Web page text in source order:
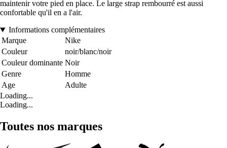
maintenir votre pied en place. Le large strap rembourré est aussi
confortable qu'il en a l'air.
Informations complémentaires
Marque
Nike
Couleur
noir/blanc/noir
Couleur dominante Noir
Genre
Homme
Age
Adulte
Loading...
Loading...
Toutes nos marques